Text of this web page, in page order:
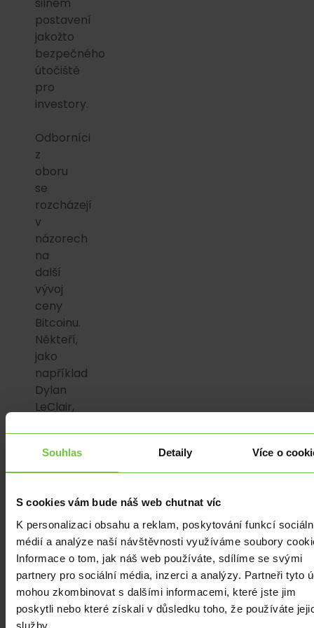
Souhlas Detaily Více o
S cookies vám bude náš web chutnat víc
K personalizaci obsahu a reklam, poskytování funkcí
médií a analýze naší návštěvnosti využíváme soubory
Informace o tom, jak náš web používáte, sdílíme se svými
partnery pro sociální média, inzerci a analýzy. Partneři tyto
mohou zkombinovat s dalšími informacemi, které jste jim
poskytli nebo které získali v důsledku toho, že používáte
služby.
postavení
jakožto
bezpečného
útočiště
pro
investory.
Odborníci
z
oboru
se
rozcházejí
v
názorech
na
další
vývoj
ceny
Bitcoinu.
Někteří,
jako
například
Dylan
LeClair,
Bitcoinu,
naznačují,
Bitcoin
má
tendenci
zdvojnásobit
svou
hodnotu
během